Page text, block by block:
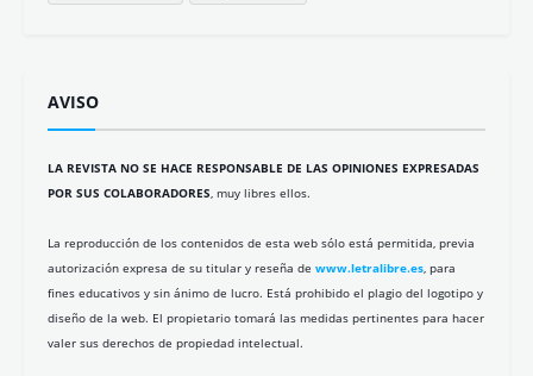
AVISO
LA REVISTA NO SE HACE RESPONSABLE DE LAS OPINIONES EXPRESADAS
POR SUS COLABORADORES, muy libres ellos.
La reproducción de los contenidos de esta web sólo está permitida, previa
autorización expresa de su titular y reseña de www.letralibre.es, para
fines educativos y sin ánimo de lucro. Está prohibido el plagio del logotipo y
diseño de la web. El propietario tomará las medidas pertinentes para hacer
valer sus derechos de propiedad intelectual.